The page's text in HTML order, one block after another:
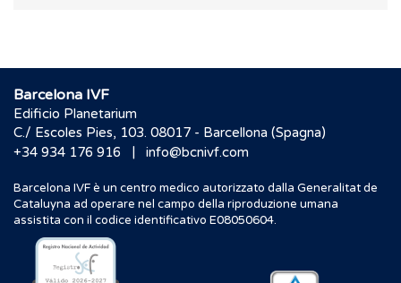
Barcelona IVF
Edificio Planetarium
C./ Escoles Pies, 103. 08017 - Barcellona (Spagna)
+34 934 176 916
| info@bcnivf.com
Barcelona IVF è un centro medico autorizzato dalla Generalitat de
Cataluyna ad operare nel campo della riproduzione umana
assistita con il codice identificativo E08050604.